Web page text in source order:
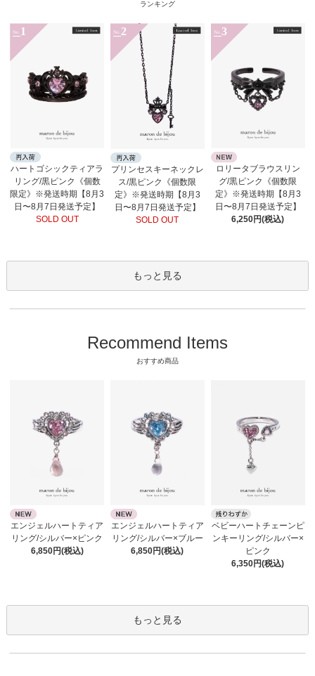
ランキング
No. 1
ハートゴシックティアラ
リング/黒ピンク《個数
限定》※発送時期【8月3
日〜8月7日発送予定】
SOLD OUT
No. 2
プリンセスキーネックレ
ス/黒ピンク《個数限
定》※発送時期【8月3
日〜8月7日発送予定】
SOLD OUT
No. 3
ロリータブラウスリン
グ/黒ピンク《個数限
定》※発送時期【8月3
日〜8月7日発送予定】
6,250円(税込)
もっと見る
Recommend Items
おすすめ商品
エンジェルハートティア
リング/シルバー×ピンク
6,850円(税込)
エンジェルハートティア
リング/シルバー×ブルー
6,850円(税込)
ベビーハートチェーンピ
ンキーリング/シルバー×
ピンク
6,350円(税込)
もっと見る